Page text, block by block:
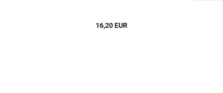
16,20 EUR